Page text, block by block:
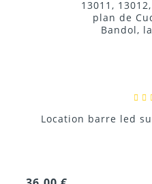
Location barre led